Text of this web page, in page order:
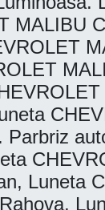
MALIBU
Luneta